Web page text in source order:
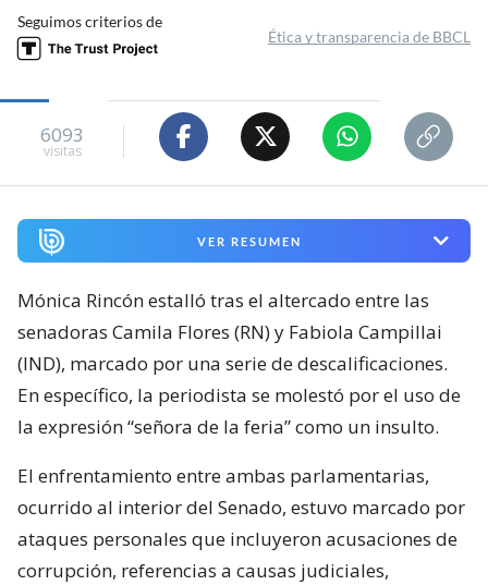
Seguimos criterios de
Ética y transparencia de BBCL
6093
visitas
VER RESUMEN
Mónica Rincón estalló tras el altercado entre las
senadoras Camila Flores (RN) y Fabiola Campillai
(IND), marcado por una serie de descalificaciones.
En específico, la periodista se molestó por el uso de
la expresión “señora de la feria” como un insulto.
El enfrentamiento entre ambas parlamentarias,
ocurrido al interior del Senado, estuvo marcado por
ataques personales que incluyeron acusaciones de
corrupción, referencias a causas judiciales,